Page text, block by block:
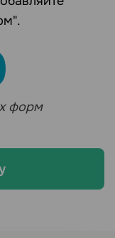
форм